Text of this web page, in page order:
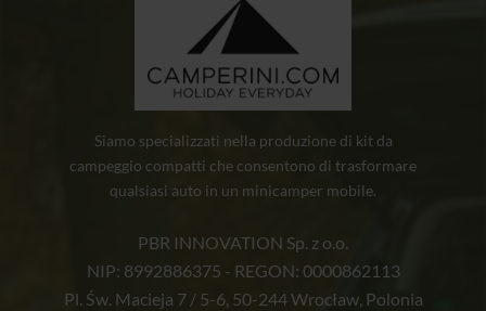
Siamo specializzati nella produzione di kit da
campeggio compatti che consentono di trasformare
qualsiasi auto in un minicamper mobile.
PBR INNOVATION Sp. z o.o.
NIP: 8992886375 - REGON: 0000862113
Pl. Św. Macieja 7 / 5-6, 50-244 Wrocław, Polonia